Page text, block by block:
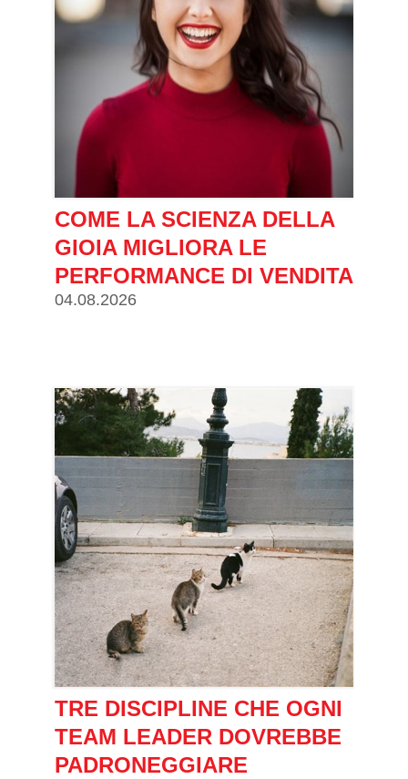
COME LA SCIENZA DELLA
GIOIA MIGLIORA LE
PERFORMANCE DI VENDITA
04.08.2026
TRE DISCIPLINE CHE OGNI
TEAM LEADER DOVREBBE
PADRONEGGIARE